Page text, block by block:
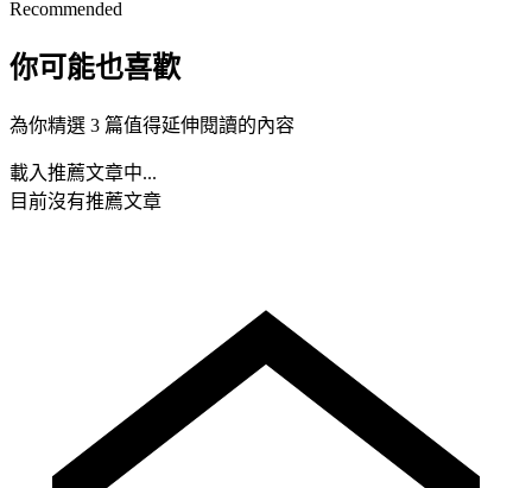
Recommended
你可能也喜歡
為你精選 3 篇值得延伸閱讀的內容
載入推薦文章中...
目前沒有推薦文章